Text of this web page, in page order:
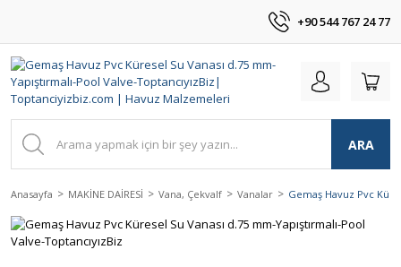
+90 544 767 24 77
ARA
Anasayfa MAKİNE DAİRESİ Vana, Çekvalf Vanalar Gemaş Havuz Pvc